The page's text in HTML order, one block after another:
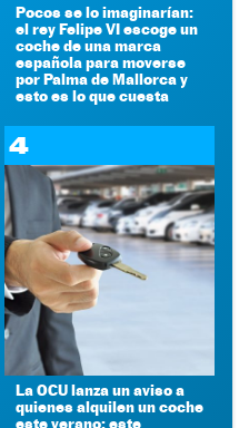
Pocos se lo imaginarían:
el rey Felipe VI escoge un
coche de una marca
española para moverse
por Palma de Mallorca y
esto es lo que cuesta
4
La OCU lanza un aviso a
quienes alquilen un coche
este verano: este